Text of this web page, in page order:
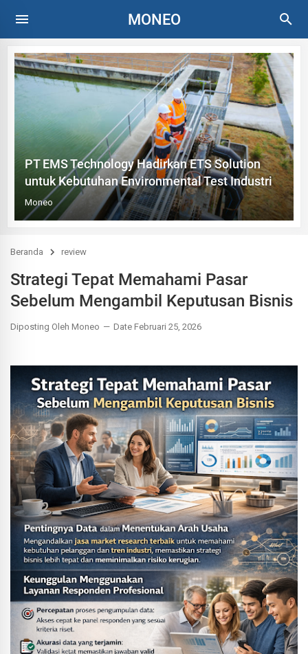
MONEO
PT EMS Technology Hadirkan ETS Solution
untuk Kebutuhan Environmental Test Industri
Moneo
Beranda review
Strategi Tepat Memahami Pasar
Sebelum Mengambil Keputusan Bisnis
Diposting Oleh Moneo Date Februari 25, 2026